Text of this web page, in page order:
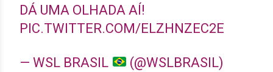
DÁ UMA OLHADA AÍ!
PIC.TWITTER.COM/ELZHNZEC2E
— WSL BRASIL
(@WSLBRASIL)